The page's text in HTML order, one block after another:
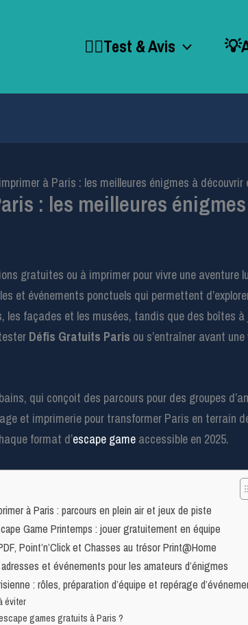
🕵️‍♂️Test & Avis
à Paris : les meilleures énigmes à découvrir
: les meilleures
gratuites ou à imprimer pour vivre une aventure
et événements ponctuels qui permettent
façades et les musées, tandis que des boîtes
Défis Gratuits Paris ou s’entraîner avant
qui conçoit des parcours pour des groupes
et imprimerie pour transformer Paris en terrain
format d’escape game accessible en 2025.
à Paris : parcours en plein air et jeux de piste
Game Printemps : jouer gratuitement en équipe
Point’n’Click et Chasses au trésor Print@Home
et événements pour les amateurs d’énigmes
: rôles, préparation d’équipe et repérage
éviter
games gratuits à Paris ?